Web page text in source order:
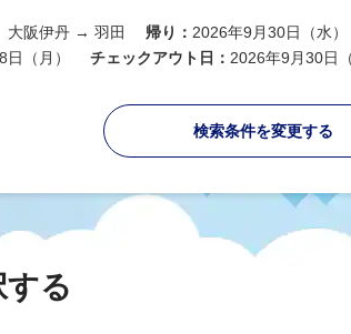
阪伊丹 → 羽田 帰り： 2026年9月30日（水
（月） チェックアウト日： 2026年9月30日（
検索条件を変更する
る